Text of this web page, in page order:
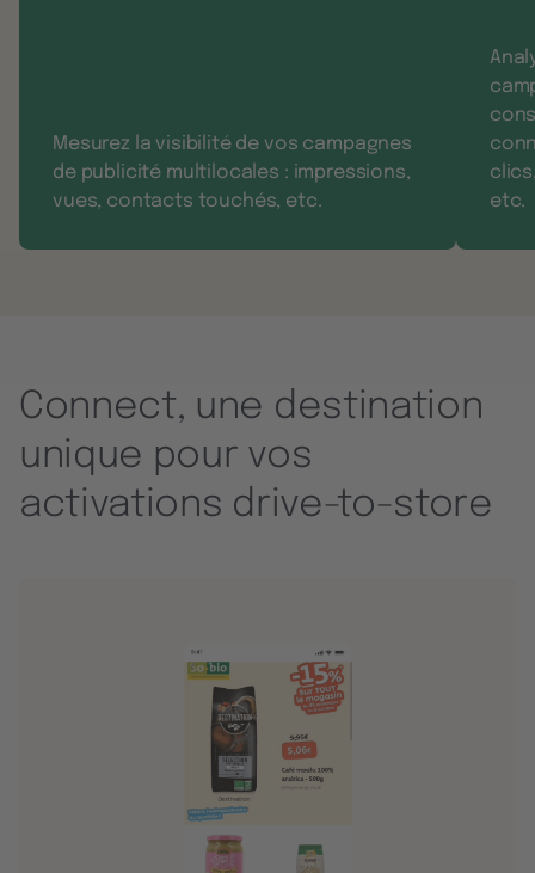
Mesurez la visibilité de vos campagnes
de publicité multilocales : impressions,
vues, contacts touchés, etc.
etc.
Connect, une destination
unique pour vos
activations drive-to-store